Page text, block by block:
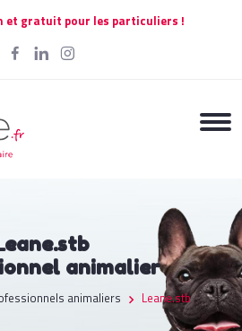
et gratuit pour les particuliers !
animalier
animaliers Leane.stb